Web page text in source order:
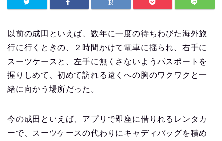
以前の成田といえば、数年に一度の待ちわびた海外旅
行に行くときの、２時間かけて電車に揺られ、右手に
スーツケースと、左手に無くさないようパスポートを
握りしめて、初めて訪れる遠くへの胸のワクワクと一
緒に向かう場所だった。
今の成田といえば、アプリで即座に借りれるレンタカ
ーで、スーツケースの代わりにキャディバッグを積め